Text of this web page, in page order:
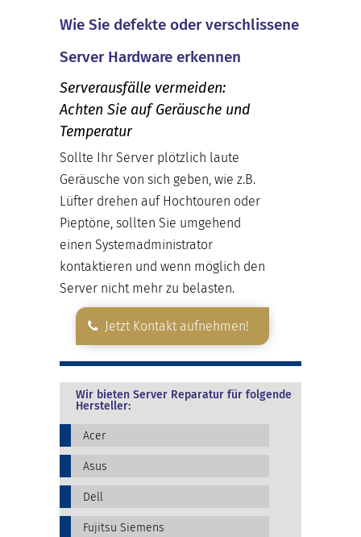
Wie Sie defekte oder verschlissene
Server Hardware erkennen
Serverausfälle vermeiden:
Achten Sie auf Geräusche und
Temperatur
Sollte Ihr Server plötzlich laute
Geräusche von sich geben, wie z.B.
Lüfter drehen auf Hochtouren oder
Pieptöne, sollten Sie umgehend
einen Systemadministrator
kontaktieren und wenn möglich den
Server nicht mehr zu belasten.
Jetzt Kontakt aufnehmen!
Wir bieten Server Reparatur für folgende
Hersteller:
Acer
Asus
Dell
Fujitsu Siemens